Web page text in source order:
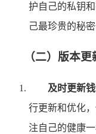
护自己的私钥
己最珍贵的秘
（二）版本更
及时更新
行更新和优化
注自己的健康